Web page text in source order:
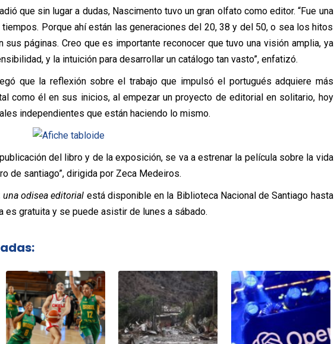
que sin lugar a dudas, Nascimento tuvo un gran olfato como editor. “Fue una
Porque ahí están las generaciones del 20, 38 y del 50, o sea los hitos
sus páginas. Creo que es importante reconocer que tuvo una visión amplia, ya
y la intuición para desarrollar un catálogo tan vasto”, enfatizó.
que la reflexión sobre el trabajo que impulsó el portugués adquiere más
como él en sus inicios, al empezar un proyecto de editorial en solitario, hoy
independientes que están haciendo lo mismo.
del libro y de la exposición, se va a estrenar la película sobre la vida
de santiago”, dirigida por Zeca Medeiros.
una odisea editorial está disponible en la Biblioteca Nacional de Santiago hasta
es gratuita y se puede asistir de lunes a sábado.